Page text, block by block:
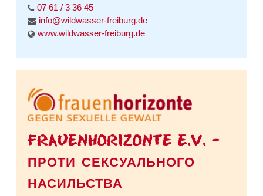
07 61 / 3 36 45
info@wildwasser-freiburg.de
www.wildwasser-freiburg.de
FRAUENHORIZONTE E.V. –
ПРОТИ СЕКСУАЛЬНОГО
НАСИЛЬСТВА